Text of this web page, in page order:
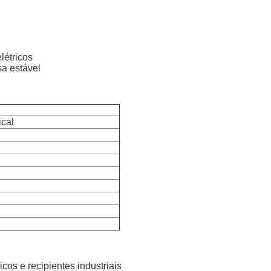
estável
e recipientes industriais